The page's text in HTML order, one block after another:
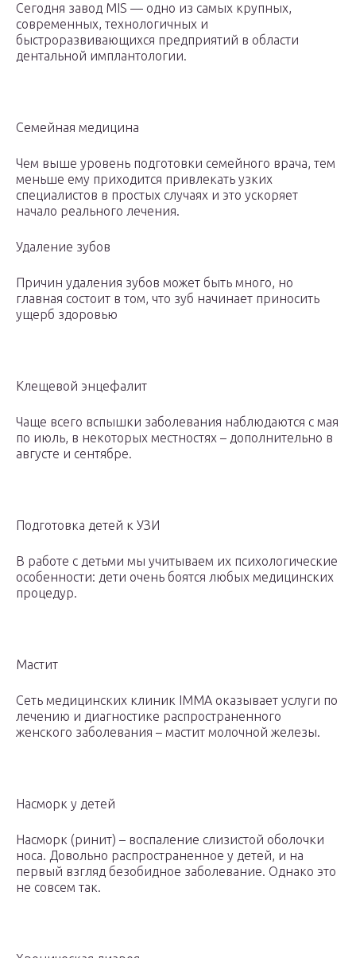
Сегодня завод MIS — одно из самых крупных,
современных, технологичных и
быстроразвивающихся предприятий в области
дентальной имплантологии.
Семейная медицина
Чем выше уровень подготовки семейного врача, тем
меньше ему приходится привлекать узких
специалистов в простых случаях и это ускоряет
начало реального лечения.
Удаление зубов
Причин удаления зубов может быть много, но
главная состоит в том, что зуб начинает приносить
ущерб здоровью
Клещевой энцефалит
Чаще всего вспышки заболевания наблюдаются с мая
по июль, в некоторых местностях – дополнительно в
августе и сентябре.
Подготовка детей к УЗИ
В работе с детьми мы учитываем их психологические
особенности: дети очень боятся любых медицинских
процедур.
Мастит
Сеть медицинских клиник IMMA оказывает услуги по
лечению и диагностике распространенного
женского заболевания – мастит молочной железы.
Насморк у детей
Насморк (ринит) – воспаление слизистой оболочки
носа. Довольно распространенное у детей, и на
первый взгляд безобидное заболевание. Однако это
не совсем так.